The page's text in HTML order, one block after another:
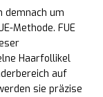
demnach um
Methode. FUE
Haarfollikel
auf
sie präzise